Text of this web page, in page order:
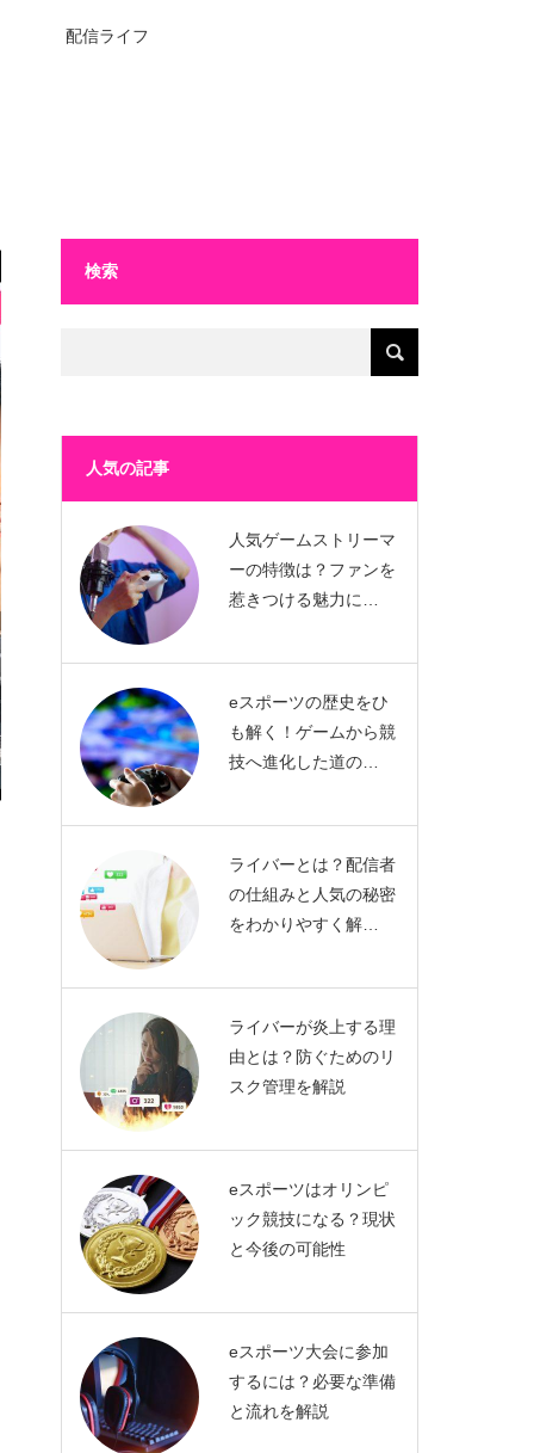
配信ライフ
検索
人気の記事
人気ゲームストリーマ
ーの特徴は？ファンを
惹きつける魅力に…
eスポーツの歴史をひ
も解く！ゲームから競
技へ進化した道の…
ライバーとは？配信者
の仕組みと人気の秘密
をわかりやすく解…
ライバーが炎上する理
由とは？防ぐためのリ
スク管理を解説
eスポーツはオリンピ
ック競技になる？現状
と今後の可能性
eスポーツ大会に参加
するには？必要な準備
と流れを解説